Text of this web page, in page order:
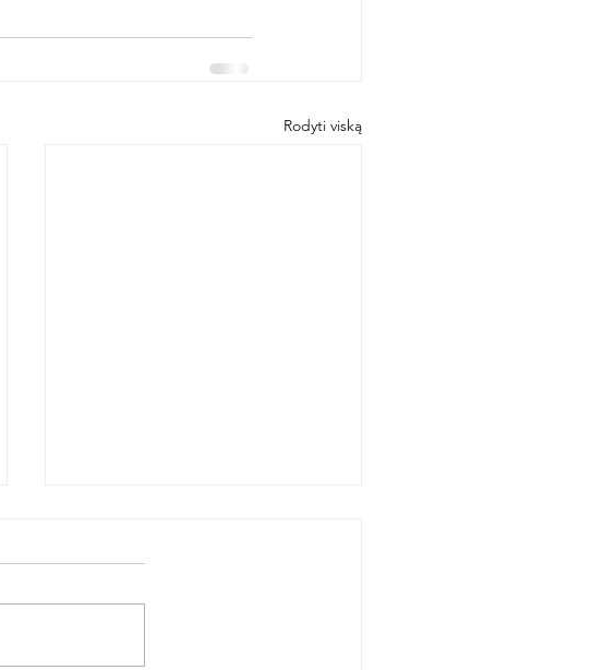
Rodyti viską